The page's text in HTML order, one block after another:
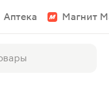
Аптека Магнит